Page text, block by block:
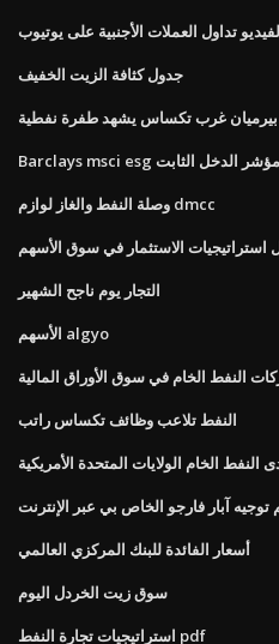
تداول العملات الأجنبية على يوتيوب
جدول كثافة الزيت الخفيف
غرب تكساس يشهد طفرة نفطية
Barclays msci esg مؤشر الدخل الثابت
وصلة النفط والغاز لوازم dmcc
استراتيجيات الاستثمار في سوق الأسهم
التجار يوم ناجح الشهير
الأسهم algyo
النفط الخام في سوق الأوراق المالية
النفط تلاعب وظائف تكساس راتب
النفط الخام الولايات المتحدة الأمريكية
آبار فارجو الخاص بي عبر الإنترنت
أسعار الفائدة للبنك المركزي العالمي
سوق زيت الخردل اليوم
استراتيجيات تجارة النفط pdf